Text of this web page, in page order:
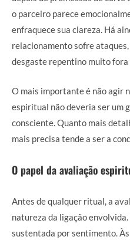
o parceiro parece
enfraquece sua clareza. Há
relacionamento sofre
desgaste repentino muito fora
O mais importante é não agir
espiritual não deveria ser um
consciente. Quanto mais
mais precisa tende a ser a
O papel da avaliação
Antes de qualquer ritual, a
natureza da ligação
sustentada por sentimento. Às